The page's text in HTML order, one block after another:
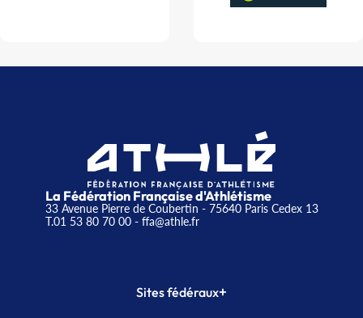
La Fédération Française d'Athlétisme
33 Avenue Pierre de Coubertin - 75640 Paris Cedex 13
T.01 53 80 70 00- ffa@athle.fr
Sites fédéraux+